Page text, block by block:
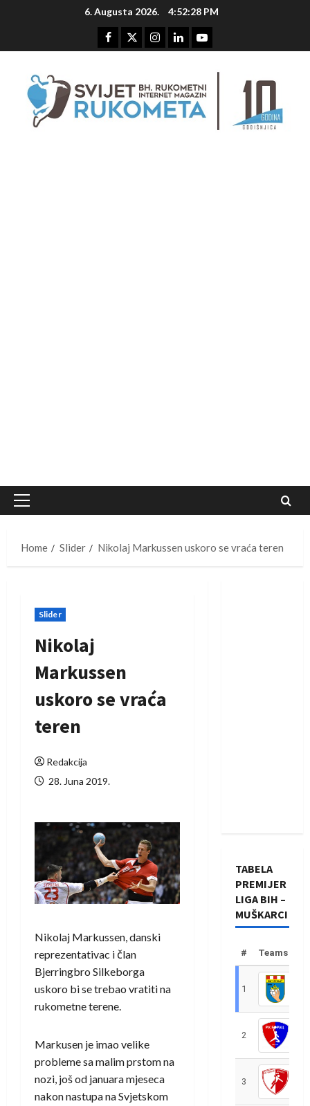
6. Augusta 2026. 4:52:29 PM
Primary
Home
Slider Nikolaj Markussen uskoro se vraća teren
Slider
Nikolaj
Markussen
uskoro se vraća
teren
Redakcija
28. Juna 2019.
Nikolaj Markussen, danski
reprezentativac i član
Bjerringbro Silkeborga
uskoro bi se trebao vratiti na
rukometne terene.
Markusen je imao velike
probleme sa malim prstom na
nozi, još od januara mjeseca
nakon nastupa na Svjetskom
TABELA
PREMIJER
LIGA BIH –
MUŠKARCI
# Teams
1
2
3